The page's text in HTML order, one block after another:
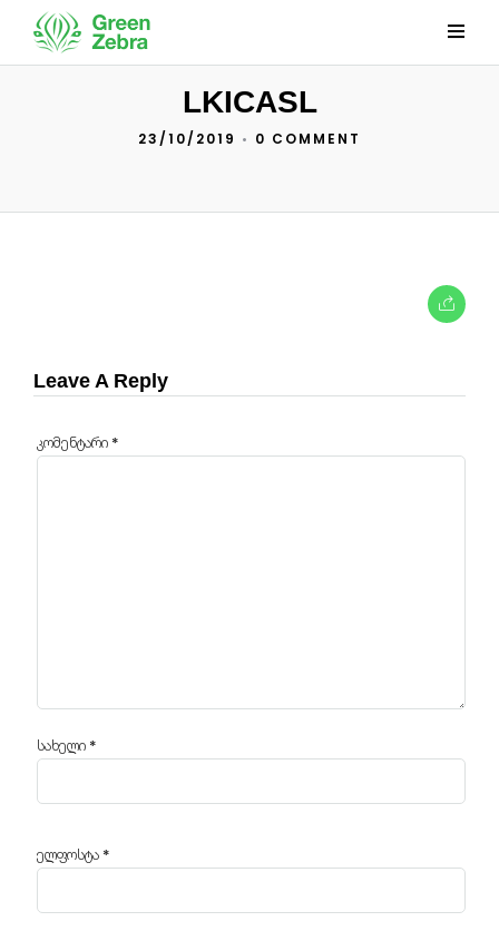
LKICASL
23/10/2019 • 0 COMMENT
Leave A Reply
კომენტარი *
სახელი *
ელფოსტა *